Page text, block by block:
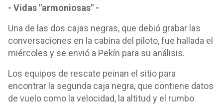
- Vidas "armoniosas" -
Una de las dos cajas negras, que debió grabar las
conversaciones en la cabina del piloto, fue hallada el
miércoles y se envió a Pekín para su análisis.
Los equipos de rescate peinan el sitio para
encontrar la segunda caja negra, que contiene datos
de vuelo como la velocidad, la altitud y el rumbo